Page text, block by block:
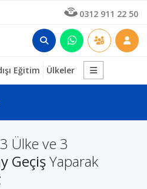
0312 911 22 50
Eğitim Ülkeler
Ülke ve 3
GeçişYaparak